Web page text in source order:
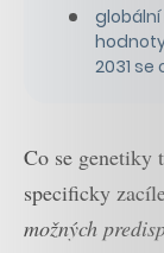
2031
Co se genetiky
specificky
možných